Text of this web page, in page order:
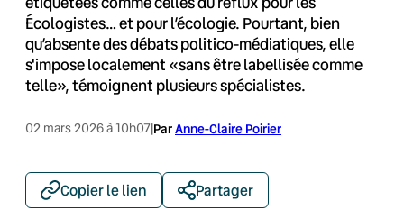
Écologistes… et pour l’écologie. Pourtant, bien
qu’absente des débats politico-médiatiques, elle
s'impose localement «sans être labellisée comme
telle», témoignent plusieurs spécialistes.
02 mars 2026 à 10h07|ParAnne-Claire Poirier
Copier le lien Partager